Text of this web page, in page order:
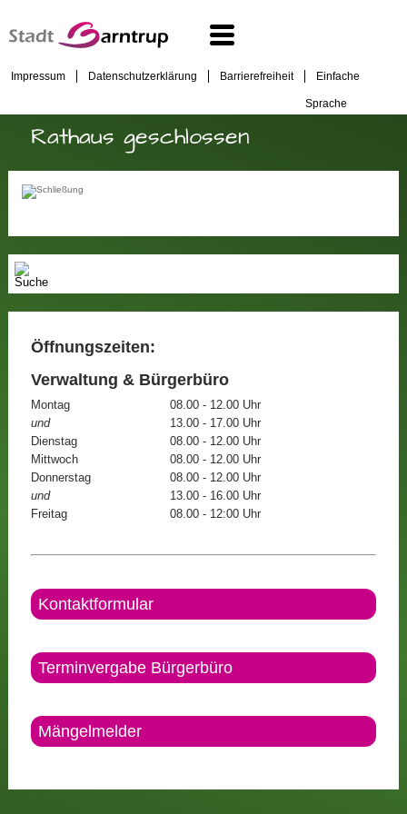
Impressum Datenschutzerklärung Barrierefreiheit Einfache
Sprache
Rathaus geschlossen
Öffnungszeiten:
Verwaltung & Bürgerbüro
Montag
08.00 - 12.00 Uhr
und
13.00 - 17.00 Uhr
Dienstag
08.00 - 12.00 Uhr
Mittwoch
08.00 - 12.00 Uhr
Donnerstag
08.00 - 12.00 Uhr
und
13.00 - 16.00 Uhr
Freitag
08.00 - 12:00 Uhr
Kontaktformular
Terminvergabe Bürgerbüro
Mängelmelder